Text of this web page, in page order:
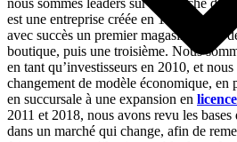
nous sommes leaders sur ce marché
est une entreprise créée en 1999 par
avec succès un premier magasin à côté
boutique, puis une troisième. Nous
en tant qu’investisseurs en 2010, et
changement de modèle économique, en
en succursale à une expansion en
2011 et 2018, nous avons revu les
dans un marché qui change, afin de